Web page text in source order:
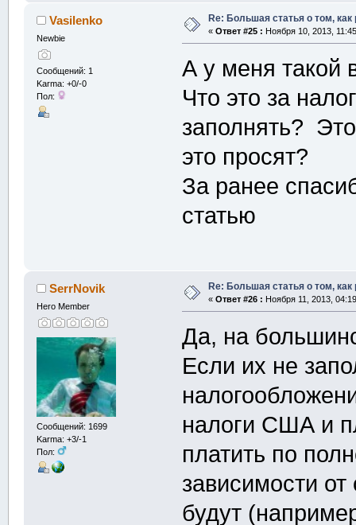
Vasilenko
Newbie
Сообщений: 1
Karma: +0/-0
Пол:
Re: Большая статья о том, как
« Ответ #25 : Ноября 10, 2013,
А у меня такой
Что это за
заполнять?
это просят?
За ранее
статью
SerrNovik
Hero Member
Сообщений: 1699
Karma: +3/-1
Пол:
Re: Большая статья о том, как
« Ответ #26 : Ноября 11, 2013,
Да, на
Если их не
налоги США и
платить по
зависимости
будут